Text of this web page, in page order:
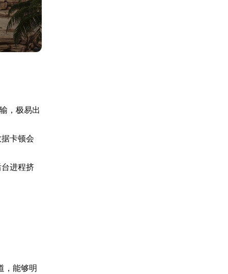
，极易出
卡顿会
进程挤
，能够明